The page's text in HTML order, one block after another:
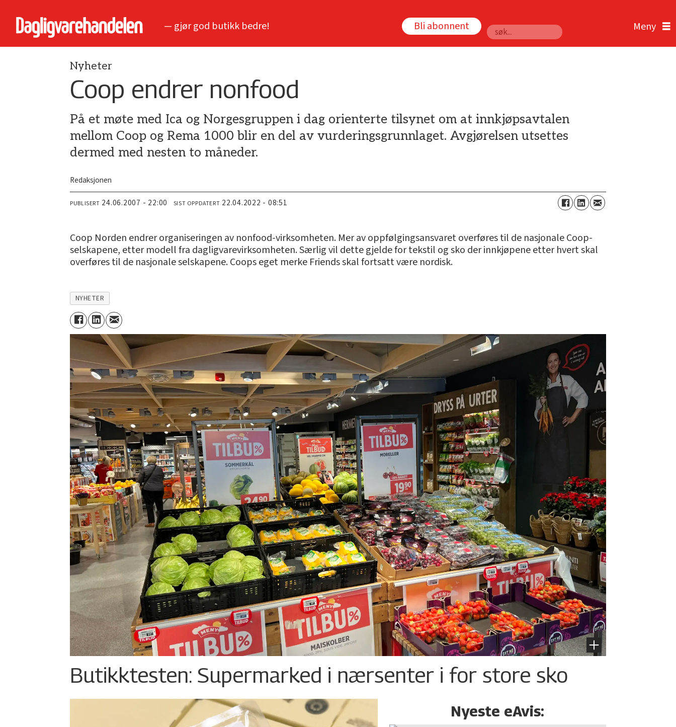
— gjør god butikk bedre! Bli abonnent
Søk
Nyheter
Coop endrer nonfood
På et møte med Ica og Norgesgruppen i dag orienterte tilsynet om at innkjøpsavtalen
mellom Coop og Rema 1000 blir en del av vurderingsgrunnlaget. Avgjørelsen utsettes
dermed med nesten to måneder.
Redaksjonen
PUBLISERT 24.06.2007 - 22:00 SIST OPPDATERT 22.04.2022 - 08:51
Coop Norden endrer organiseringen av nonfood-virksomheten. Mer av oppfølgingsansvaret overføres til de nasjonale Coop-
selskapene, etter modell fra dagligvarevirksomheten. Særlig vil dette gjelde for tekstil og sko der innkjøpene etter hvert skal
overføres til de nasjonale selskapene. Coops eget merke Friends skal fortsatt være nordisk.
NYHETER
Butikktesten: Supermarked i nærsenter i for store sko
Nyeste eAvis: